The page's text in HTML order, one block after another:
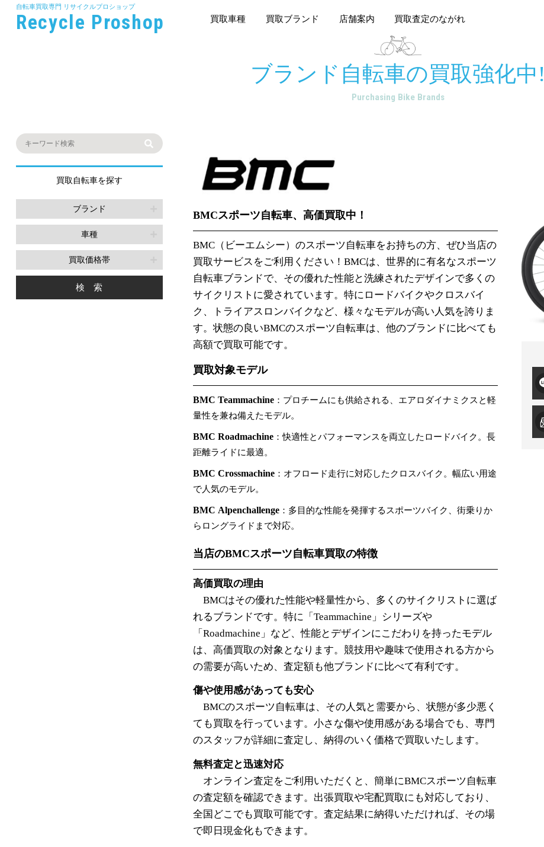
自転車買取専門 リサイクルプロショップ
Recycle Proshop 買取車種 買取ブランド 店舗案内 買取査定のながれ
ブランド自転車の買取強化中!
Purchasing Bike Brands
BMCスポーツ自転車、高価買取中！
BMC（ビーエムシー）のスポーツ自転車をお持ちの方、ぜひ当店の
買取サービスをご利用ください！BMCは、世界的に有名なスポーツ
自転車ブランドで、その優れた性能と洗練されたデザインで多くの
サイクリストに愛されています。特にロードバイクやクロスバイ
ク、トライアスロンバイクなど、様々なモデルが高い人気を誇りま
す。状態の良いBMCのスポーツ自転車は、他のブランドに比べても
高額で買取可能です。
買取対象モデル
BMC Teammachine ：プロチームにも供給される、エアロダイナミクスと軽
量性を兼ね備えたモデル。
BMC Roadmachine ：快適性とパフォーマンスを両立したロードバイク。長
距離ライドに最適。
BMC Crossmachine ：オフロード走行に対応したクロスバイク。幅広い用途
で人気のモデル。
BMC Alpenchallenge ：多目的な性能を発揮するスポーツバイク、街乗りか
らロングライドまで対応。
当店のBMCスポーツ自転車買取の特徴
高価買取の理由
BMCはその優れた性能や軽量性から、多くのサイクリストに選ば
れるブランドです。特に「Teammachine」シリーズや
「Roadmachine」など、性能とデザインにこだわりを持ったモデル
は、高価買取の対象となります。競技用や趣味で使用される方から
の需要が高いため、査定額も他ブランドに比べて有利です。
傷や使用感があっても安心
BMCのスポーツ自転車は、その人気と需要から、状態が多少悪く
ても買取を行っています。小さな傷や使用感がある場合でも、専門
のスタッフが詳細に査定し、納得のいく価格で買取いたします。
無料査定と迅速対応
オンライン査定をご利用いただくと、簡単にBMCスポーツ自転車
の査定額を確認できます。出張買取や宅配買取にも対応しており、
全国どこでも買取可能です。査定結果に納得いただければ、その場
で即日現金化もできます。
買取自転車を探す
ブランド
車種
買取価格帯